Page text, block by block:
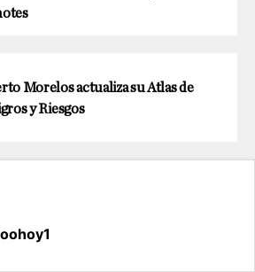
Morelos actualiza su Atlas de
y Riesgos